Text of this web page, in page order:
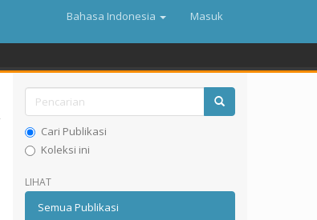
Bahasa Indonesia Masuk
Cari Publikasi
Koleksi ini
LIHAT
Semua Publikasi